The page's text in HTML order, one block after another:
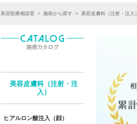
美容医療相談室 > 施術から探す > 美容皮膚科（注射・注入）
美容皮膚科（注射・注
入）
ヒアルロン酸注入（顔）